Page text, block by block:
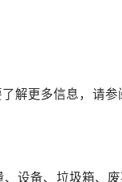
解更多信息，请参
设备、垃圾箱、